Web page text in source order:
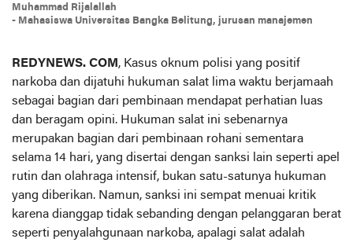
Muhammad Rijalallah
- Mahasiswa Universitas Bangka Belitung, jurusan manajemen
REDYNEWS. COM , Kasus oknum polisi yang positif
narkoba dan dijatuhi hukuman salat lima waktu berjamaah
sebagai bagian dari pembinaan mendapat perhatian luas
dan beragam opini. Hukuman salat ini sebenarnya
merupakan bagian dari pembinaan rohani sementara
selama 14 hari, yang disertai dengan sanksi lain seperti apel
rutin dan olahraga intensif, bukan satu-satunya hukuman
yang diberikan. Namun, sanksi ini sempat menuai kritik
karena dianggap tidak sebanding dengan pelanggaran berat
seperti penyalahgunaan narkoba, apalagi salat adalah